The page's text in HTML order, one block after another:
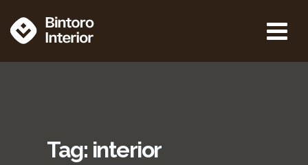
content
Tag: interior